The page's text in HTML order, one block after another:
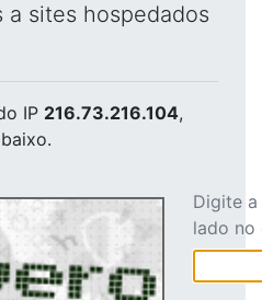
a sites hospedados
IP 216.73.216.104,
Digite
lado no